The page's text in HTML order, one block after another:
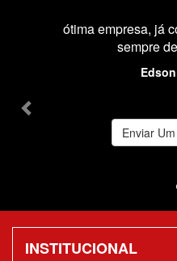
ótima empresa, já
sempre
Enviar
INSTITUCIONAL